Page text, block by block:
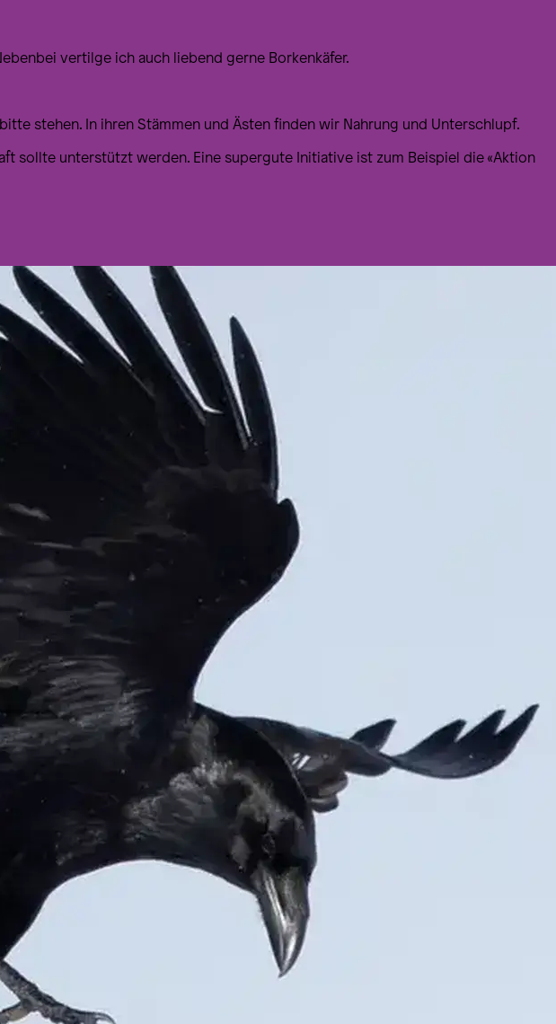
vertilge ich auch liebend gerne Borkenkäfer.
stehen. In ihren Stämmen und Ästen finden wir Nahrung und Unterschlupf.
sollte unterstützt werden. Eine supergute Initiative ist zum Beispiel die «Aktion